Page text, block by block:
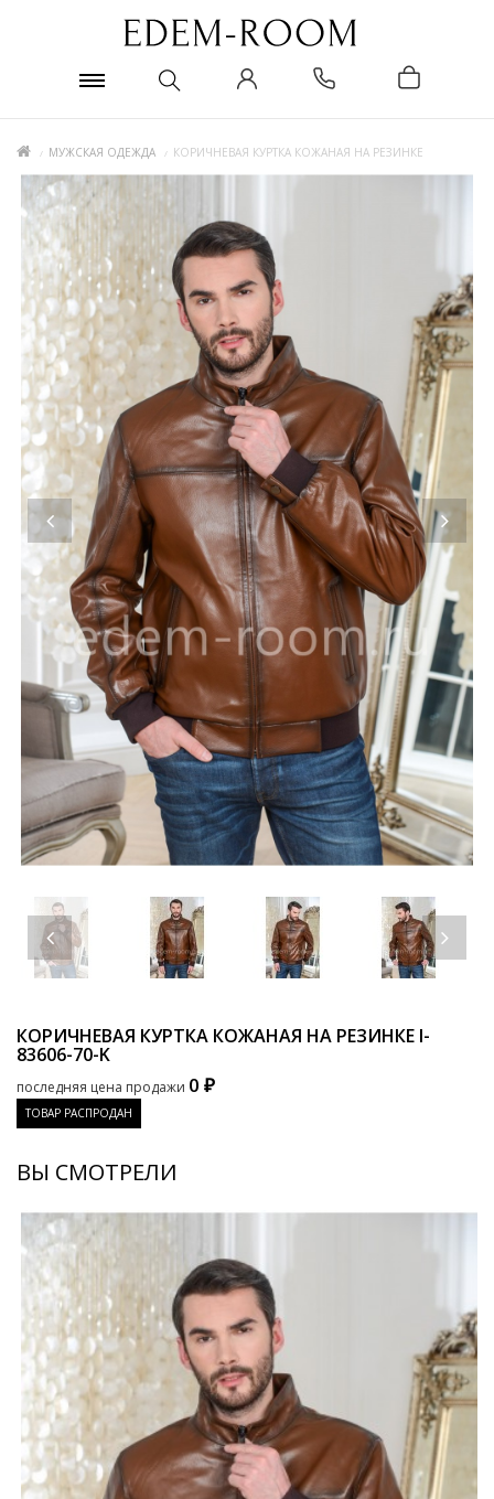
МУЖСКАЯ ОДЕЖДА КОРИЧНЕВАЯ КУРТКА КОЖАНАЯ НА РЕЗИНКЕ
КОРИЧНЕВАЯ КУРТКА КОЖАНАЯ НА РЕЗИНКЕ I-
83606-70-K
последняя цена продажи 0 ₽
ТОВАР РАСПРОДАН
ВЫ СМОТРЕЛИ